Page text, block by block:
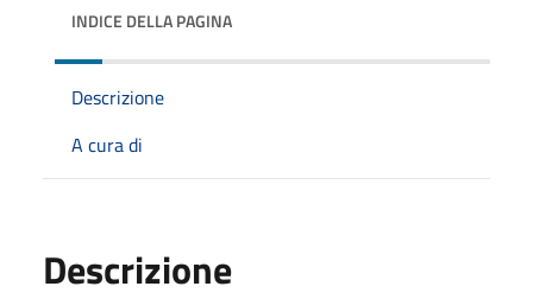
INDICE DELLA PAGINA
Descrizione
A cura di
Descrizione